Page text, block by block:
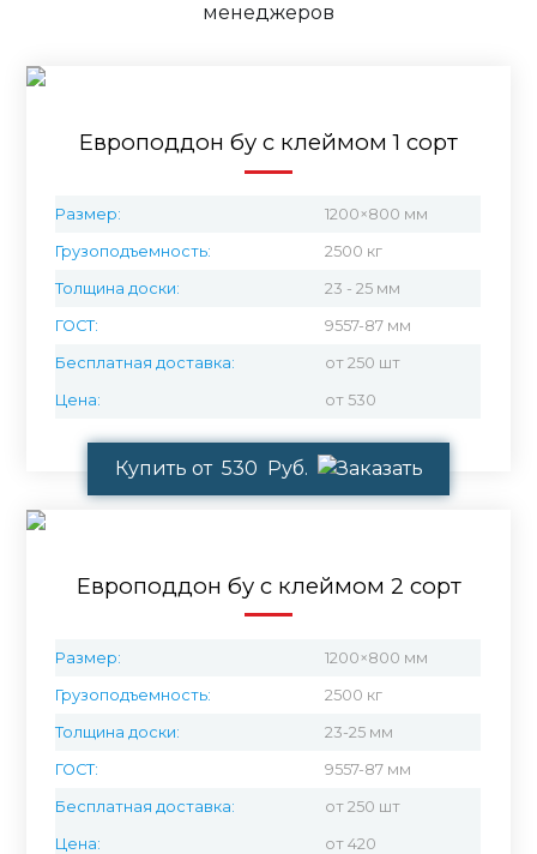
менеджеров
Европоддон бу с клеймом 1 сорт
Размер: 1200×800 мм
Грузоподъемность: 2500 кг
Толщина доски: 23 - 25 мм
ГОСТ: 9557-87 мм
Бесплатная доставка: от 250 шт
Цена: от 530
Купить от 530 Руб.
Европоддон бу с клеймом 2 сорт
Размер: 1200×800 мм
Грузоподъемность: 2500 кг
Толщина доски: 23-25 мм
ГОСТ: 9557-87 мм
Бесплатная доставка: от 250 шт
Цена: от 420